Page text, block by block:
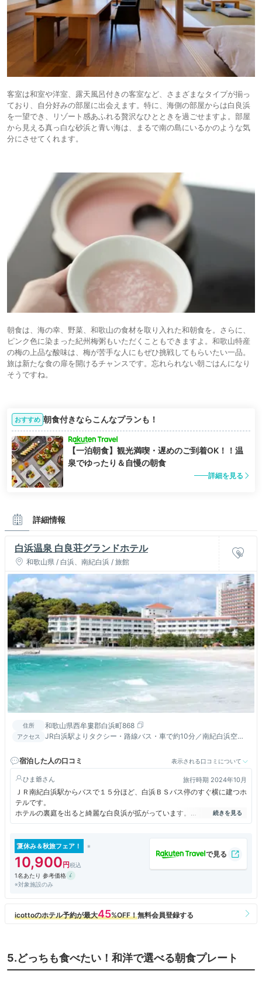
客室は和室や洋室、露天風呂付きの客室など、さまざまなタイプが揃っ
ており、自分好みの部屋に出会えます。特に、海側の部屋からは白良浜
を一望でき、リゾート感あふれる贅沢なひとときを過ごせますよ。部屋
から見える真っ白な砂浜と青い海は、まるで南の島にいるかのような気
分にさせてくれます。
朝食は、海の幸、野菜、和歌山の食材を取り入れた和朝食を。さらに、
ピンク色に染まった紀州梅粥もいただくこともできますよ。和歌山特産
の梅の上品な酸味は、梅が苦手な人にもぜひ挑戦してもらいたい一品。
旅は新たな食の扉を開けるチャンスです。忘れられない朝ごはんになり
そうですね。
おすすめ 朝食付きならこんなプランも！
【一泊朝食】観光満喫・遅めのご到着OK！！温
泉でゆったり＆自慢の朝食
詳細を見る
詳細情報
白浜温泉 白良荘グランドホテル
和歌山県 / 白浜、南紀白浜 / 旅館
住所 和歌山県西牟婁郡白浜町868
アクセス
JR白浜駅よりタクシー・路線バス・車で約10分／南紀白浜空港
宿泊した人の口コミ
表示される口コミについて
ひま爺 旅行時期 2024年10月
ＪＲ南紀白浜駅からバスで１５分ほど、白浜ＢＳバス停のすぐ横に建つホ
テルです。
ホテルの裏庭を出ると綺麗な白良浜が拡がっています。
部屋からも温泉からもその景色を存分に楽しめます。
部屋・・少し古さは感じるけど清掃は良
食事・・量も質も満足
接客・・食事会場のスタッフはとても親切、フロントの対応はイマイチ
時間がかかるようです。
夏休み＆秋旅フェア！
10,900
1名あたり 参考価格
※対象施設のみ
5.どっちも食べたい！和洋で選べる朝食プレート